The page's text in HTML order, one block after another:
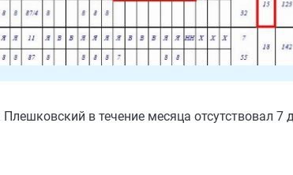
в течение месяца отсутствовал 7